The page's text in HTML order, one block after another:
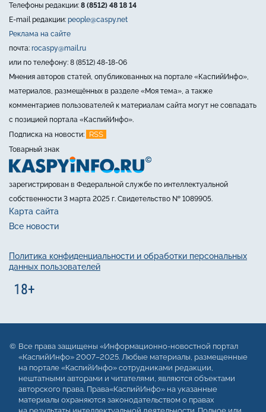
Телефоны редакции: 8 (8512) 48 18 14
E-mail редакции: people@caspy.net
Реклама на сайте
почта: rocaspy@mail.ru
или по телефону: 8 (8512) 48-18-06
Мнения авторов статей, опубликованных на портале «КаспийИнфо»,
материалов, размещённых в разделе «Моя тема», а также
комментариев пользователей к материалам сайта могут не совпадать
с позицией портала «КаспийИнфо».
Подписка на новости:
RSS
Товарный знак
зарегистрирован в Федеральной службе по интеллектуальной
собственности 3 марта 2025 г. Свидетельство № 1089905.
Карта сайта
Все новости
Политика конфиденциальности и обработки персональных
данных пользователей
Все права защищены «Информационно-новостной портал
«КаспийИнфо» 2007–2025. Любые материалы, размещенные
на портале «КаспийИнфо» сотрудниками редакции,
нештатными авторами и читателями, являются объектами
авторского права. Права«КаспийИнфо» на указанные
материалы охраняются законодательством о правах